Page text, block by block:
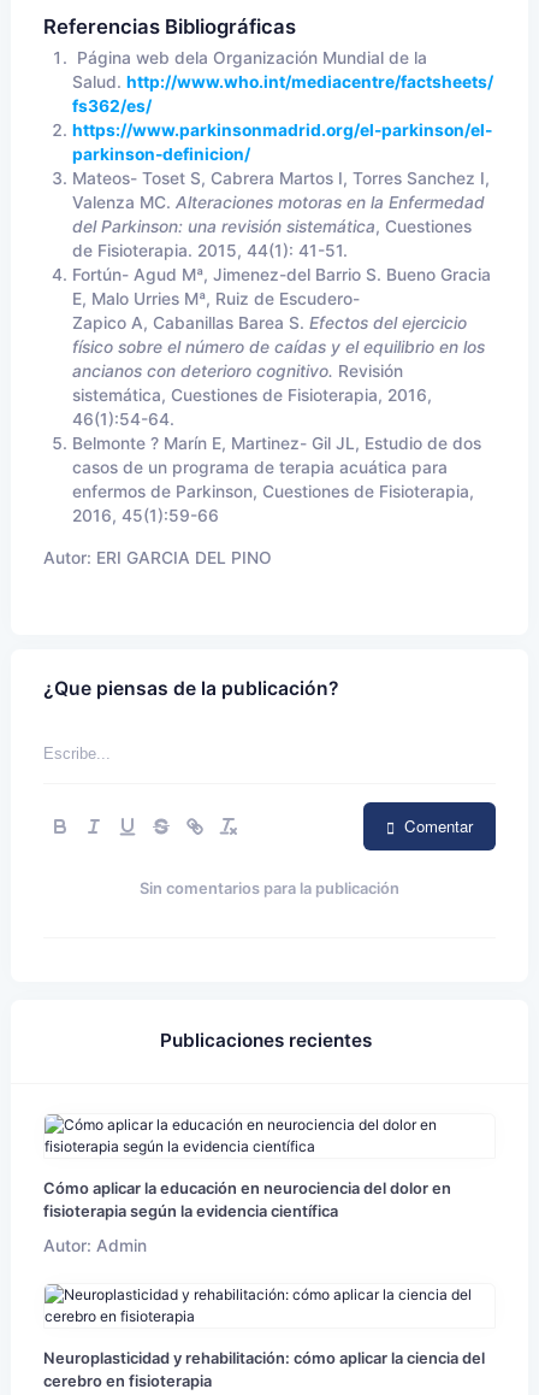
Referencias Bibliográficas
Página web dela Organización Mundial de la
Salud. http://www.who.int/mediacentre/factsheets/
fs362/es/
https://www.parkinsonmadrid.org/el-parkinson/el-
parkinson-definicion/
Mateos- Toset S, Cabrera Martos I, Torres Sanchez I,
Valenza MC. Alteraciones motoras en la Enfermedad
del Parkinson: una revisión sistemática, Cuestiones
de Fisioterapia. 2015, 44(1): 41-51.
Fortún- Agud Mª, Jimenez-del Barrio S. Bueno Gracia
E, Malo Urries Mª, Ruiz de Escudero-
Zapico A, Cabanillas Barea S. Efectos del ejercicio
físico sobre el número de caídas y el equilibrio en los
ancianos con deterioro cognitivo. Revisión
sistemática, Cuestiones de Fisioterapia, 2016,
46(1):54-64.
Belmonte ? Marín E, Martinez- Gil JL, Estudio de dos
casos de un programa de terapia acuática para
enfermos de Parkinson, Cuestiones de Fisioterapia,
2016, 45(1):59-66
Autor: ERI GARCIA DEL PINO
¿Que piensas de la publicación?
Comentar
Sin comentarios para la publicación
Publicaciones recientes
Cómo aplicar la educación en neurociencia del dolor en
fisioterapia según la evidencia científica
Autor: Admin
Neuroplasticidad y rehabilitación: cómo aplicar la ciencia del
cerebro en fisioterapia